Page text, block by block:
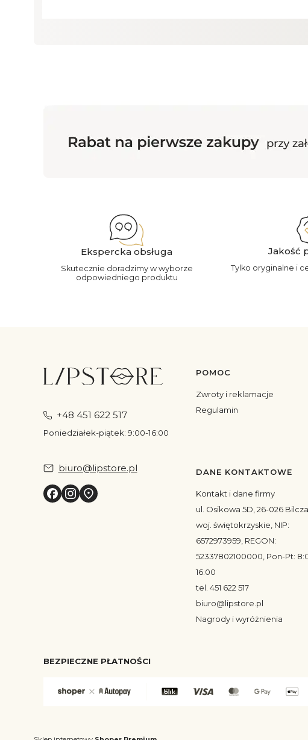
Ekspercka obsługa
Skutecznie doradzimy w wyborze
odpowiedniego produktu
Jakość
Tylko oryginalne i
+48 451 622 517
Poniedziałek-piątek: 9:00-16:00
biuro@lipstore.pl
Linki w stopce
POMOC
Zwroty i reklamacje
Regulamin
DANE KONTAKTOWE
Kontakt i dane firmy
ul. Osikowa 5D, 26-026 Bilcza,
woj. świętokrzyskie, NIP:
6572973959, REGON:
52337802100000, Pon-Pt:
16:00
tel. 451 622 517
biuro@lipstore.pl
Nagrody i wyróżnienia
BEZPIECZNE PŁATNOŚCI